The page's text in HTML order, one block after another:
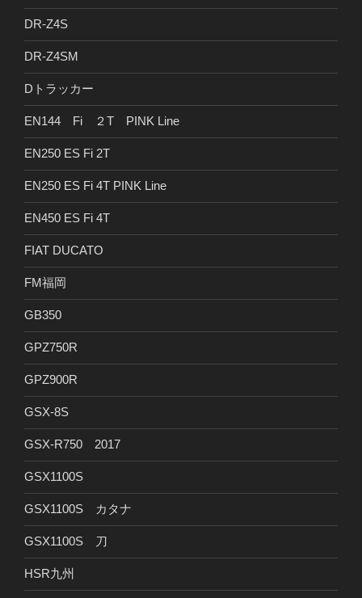
DR-Z4S
DR-Z4SM
Dトラッカー
EN144 Fi ２T PINK Line
EN250 ES Fi 2T
EN250 ES Fi 4T PINK Line
EN450 ES Fi 4T
FIAT DUCATO
FM福岡
GB350
GPZ750R
GPZ900R
GSX-8S
GSX-R750 2017
GSX1100S
GSX1100S カタナ
GSX1100S 刀
HSR九州